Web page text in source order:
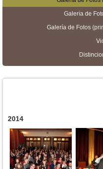
Galería de
Galería de Fotos
2014